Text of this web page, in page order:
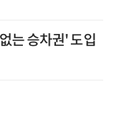
는 승차권' 도입